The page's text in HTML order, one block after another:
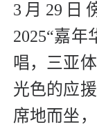
3月29日
2025“嘉年
唱，三亚
光色的应
席地而坐